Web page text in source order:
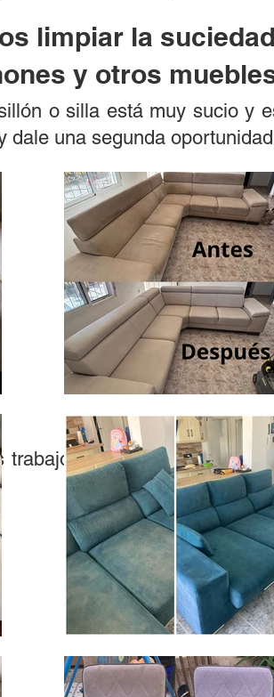
limpiar la
y otros
o silla está muy sucio y
dale una segunda
de limpieza de